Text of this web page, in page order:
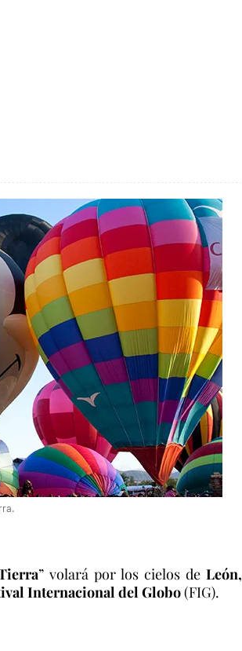
” volará por los cielos deLeón,
Internacional del Globo(FIG).